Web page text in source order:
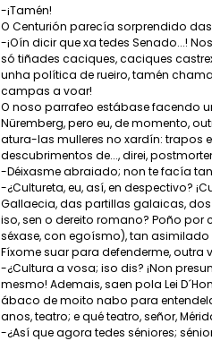
-¡Tamén!
O Centurión parecía sorprendido
-¡Oín dicir que xa tedes Senado...!
só tiñades caciques, caciques
unha política de rueiro, tamén
campas a voar!
O noso parrafeo estábase facendo
Nüremberg, pero eu, de momento,
atura-las mulleres no xardín: trapos
descubrimentos de..., direi,
-Déixasme abraiado; non te facía
-¿Cultureta, eu, así, en despectivo?
Gallaecia, das partillas galaicas,
iso, sen o dereito romano? Poño por
séxase, con egoísmo), tan asimilado
Fíxome suar para defenderme, outra
-¿Cultura a vosa; iso dis? ¡Non
mesmo! Ademais, saen pola Lei
ábaco de moito nabo para
anos, teatro; e qué teatro, señor,
-¿Así que agora tedes séniores;